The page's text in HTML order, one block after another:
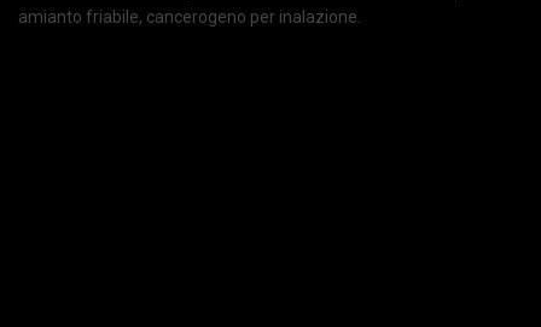
amianto friabile, cancerogeno per inalazione.